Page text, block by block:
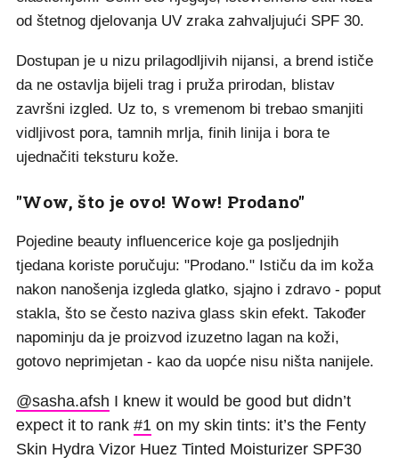
od štetnog djelovanja UV zraka zahvaljujući SPF 30.
Dostupan je u nizu prilagodljivih nijansi, a brend ističe
da ne ostavlja bijeli trag i pruža prirodan, blistav
završni izgled. Uz to, s vremenom bi trebao smanjiti
vidljivost pora, tamnih mrlja, finih linija i bora te
ujednačiti teksturu kože.
"Wow, što je ovo! Wow! Prodano"
Pojedine beauty influencerice koje ga posljednjih
tjedana koriste poručuju: "Prodano." Ističu da im koža
nakon nanošenja izgleda glatko, sjajno i zdravo - poput
stakla, što se često naziva glass skin efekt. Također
napominju da je proizvod izuzetno lagan na koži,
gotovo neprimjetan - kao da uopće nisu ništa nanijele.
@sasha.afsh I knew it would be good but didn’t
expect it to rank #1 on my skin tints: it’s the Fenty
Skin Hydra Vizor Huez Tinted Moisturizer SPF30